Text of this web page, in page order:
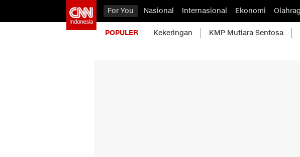
For You Nasional Internasional Ekonomi
POPULER Kekeringan KMP Mutiara Sentosa